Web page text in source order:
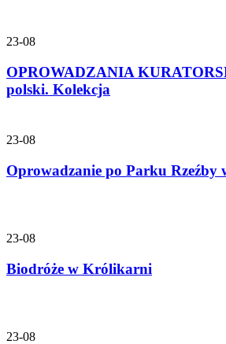
23-08
OPROWADZANIA
polski. Kolekcja
23-08
Oprowadzanie po Parku
23-08
Biodróże w Królikarni
23-08